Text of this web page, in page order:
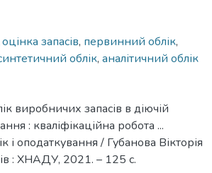
оцінка запасів, первинний облік,
облік, аналітичний облік
виробничих запасів в діючій
: кваліфікаційна робота ...
і оподаткування / Губанова Вікторія
: ХНАДУ, 2021. – 125 с.